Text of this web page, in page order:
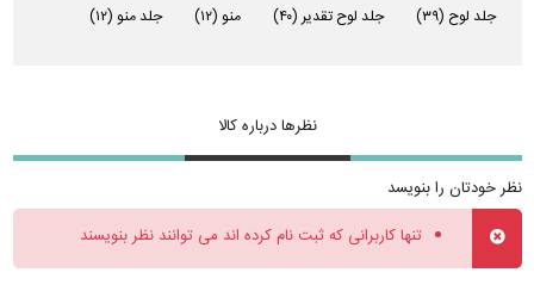
جلد لوح (۳۹) جلد لوح تقدیر (۴۰) منو (۱۲) جلد منو (۱۲)
نظرها درباره کالا
نظر خودتان را بنویسد
تنها کاربرانی که ثبت نام کرده اند می توانند نظر بنویسند